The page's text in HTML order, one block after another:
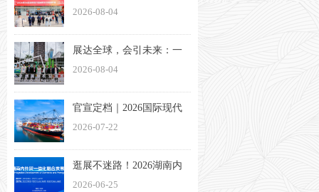
器械展览会定档3月26-28日
2026-08-04
展达全球，会引未来：一
家湖南会展企业的出海方
2026-08-04
官宣定档｜2026国际现代
物流与交通（长沙）博览
2026-07-22
逛展不迷路！2026湖南内
外贸一体化融合发展博览
2026-06-25